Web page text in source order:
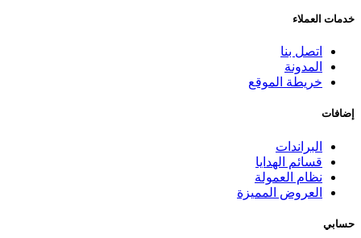
خدمات العملاء
اتصل بنا
المدونة
خريطة الموقع
إضافات
البراندات
قسائم الهدايا
نظام العمولة
العروض المميزة
حسابي